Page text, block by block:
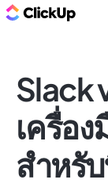
Slack
เครื่อ
สำหรั